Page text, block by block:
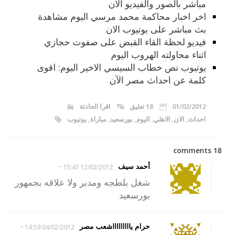
مباشر بالصور والفيديو الان
اخر اخبار محاكمة محمد مرسي اليوم مشاهدة
بث مباشر على يوتيوب الان
فيديو لحظة القاء القبض على صفوت حجازي
اثناء محاولته الهروب اليوم
يوتيوب نص خطاب السيسي الاخير اليوم: اقوى
كلمة عن احداث مصر الآن
01/02/2012 18 تعليق
اقرا الحادثة
احداث, الان, الاهلي, اليوم, بورسعيد,مباراة, يوتيوب
18 comments
أحمد سيف
12/02/2012 15:47
-
شغل بلطجه ومدبر ولا علاقه بجمهور
بورسعيد
حرام ياااااااااشعب مصر 04/02/2012 14:59
-